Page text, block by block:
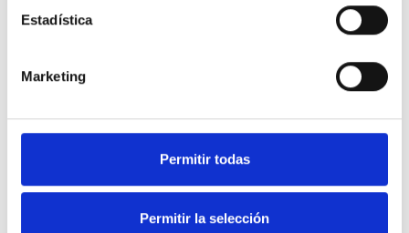
Estadística
Marketing
Permitir todas
Permitir la selección
uso general
Humedad
máx 95 % sin condensación
CARCASA